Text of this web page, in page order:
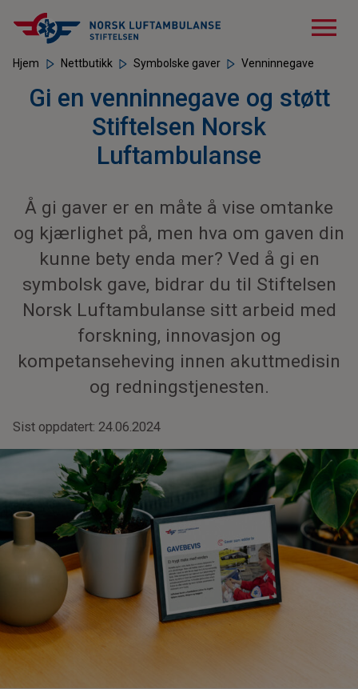
menu
Hjem Nettbutikk Symbolske gaver Venninnegave
Gi en venninnegave og støtt
Stiftelsen Norsk
Luftambulanse
Å gi gaver er en måte å vise omtanke
og kjærlighet på, men hva om gaven din
kunne bety enda mer? Ved å gi en
symbolsk gave, bidrar du til Stiftelsen
Norsk Luftambulanse sitt arbeid med
forskning, innovasjon og
kompetanseheving innen akuttmedisin
og redningstjenesten.
Sist oppdatert: 24.06.2024